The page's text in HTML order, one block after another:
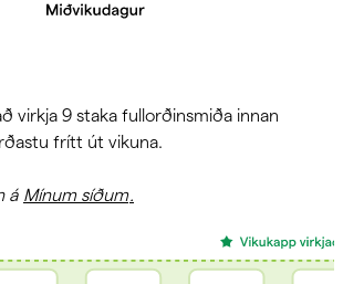
virkja 9 staka fullorðinsmiða innan
frítt út vikuna.
á Mínum síðum.